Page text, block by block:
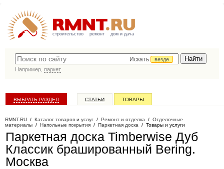
строительство ремонт дом и дача
Искать
везде
Например, паркет
ВЫБРАТЬ РАЗДЕЛ СТАТЬИ ТОВАРЫ
RMNT.RU / Каталог товаров и услуг / Ремонт и отделка / Отделочные
материалы / Напольные покрытия / Паркетная доска / Товары и услуги
Паркетная доска Timberwise Дуб
Классик брашированный Bering.
Москва